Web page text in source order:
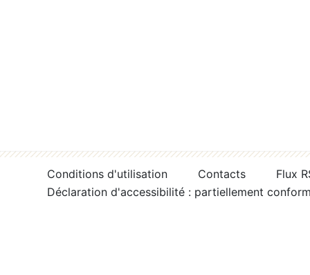
Conditions d'utilisation Contacts
Flux
Déclaration d'accessibilité : partiellement